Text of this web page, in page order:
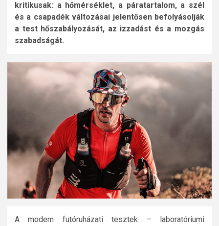
kritikusak: a hőmérséklet, a páratartalom, a szél
és a csapadék változásai jelentősen befolyásolják
a test hőszabályozását, az izzadást és a mozgás
szabadságát.
A modern futóruházati tesztek – laboratóriumi